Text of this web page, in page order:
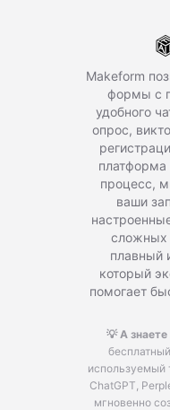
Makeform
формы с
удобного
опрос,
процесс,
ваши
сложных
плавный
который
помогает
💡 А
используемый
ChatGPT,
мгновенно